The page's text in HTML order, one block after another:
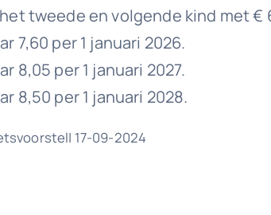
tweede en volgende kind met €
7,60 per 1 januari 2026.
8,05 per 1 januari 2027.
8,50 per 1 januari 2028.
17-09-2024